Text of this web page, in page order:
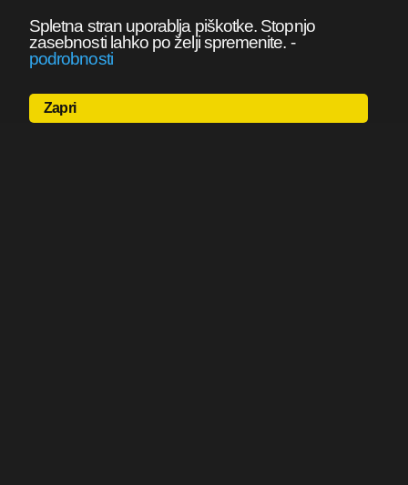
Spletna stran uporablja piškotke. Stopnjo
zasebnosti lahko po želji spremenite. -
podrobnosti
Zapri